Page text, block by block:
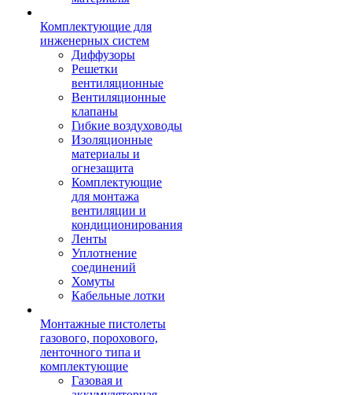
Комплектующие для
инженерных систем
Диффузоры
Решетки
вентиляционные
Вентиляционные
клапаны
Гибкие воздуховоды
Изоляционные
материалы и
огнезащита
Комплектующие
для монтажа
вентиляции и
кондиционирования
Ленты
Уплотнение
соединений
Хомуты
Кабельные лотки
Монтажные пистолеты
газового, порохового,
ленточного типа и
комплектующие
Газовая и